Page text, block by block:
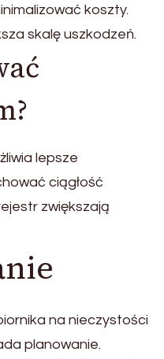
koszty.
skalę uszkodzeń.
lepsze
ciągłość
zwiększają
na nieczystości
planowanie.